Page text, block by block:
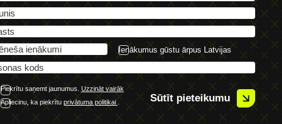
Ienākumus gūstu ārpus Latvijas
Piekrītu saņemt jaunumus. Uzzināt vairāk
Apliecinu, ka piekrītu privātuma politikai Sūtīt pieteikumu